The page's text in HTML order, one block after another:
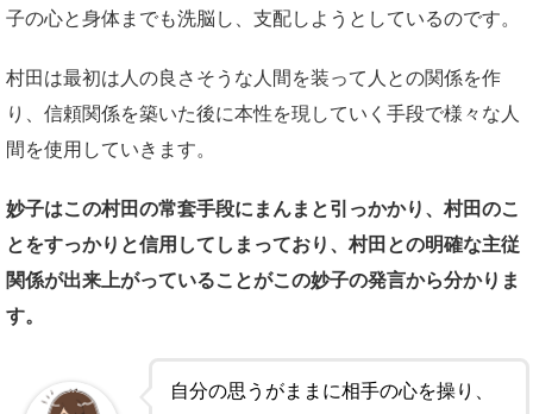
子の心と身体までも洗脳し、支配しようとしているのです。
村田は最初は人の良さそうな人間を装って人との関係を作
り、信頼関係を築いた後に本性を現していく手段で様々な人
間を使用していきます。
妙子はこの村田の常套手段にまんまと引っかかり、村田のこ
とをすっかりと信用してしまっており、村田との明確な主従
関係が出来上がっていることがこの妙子の発言から分かりま
す。
自分の思うがままに相手の心を操り、